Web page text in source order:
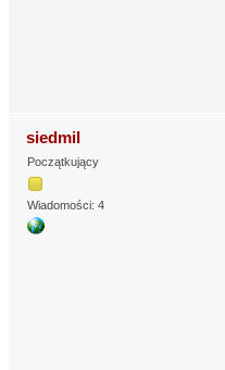
siedmil
Początkujący
Wiadomości: 4